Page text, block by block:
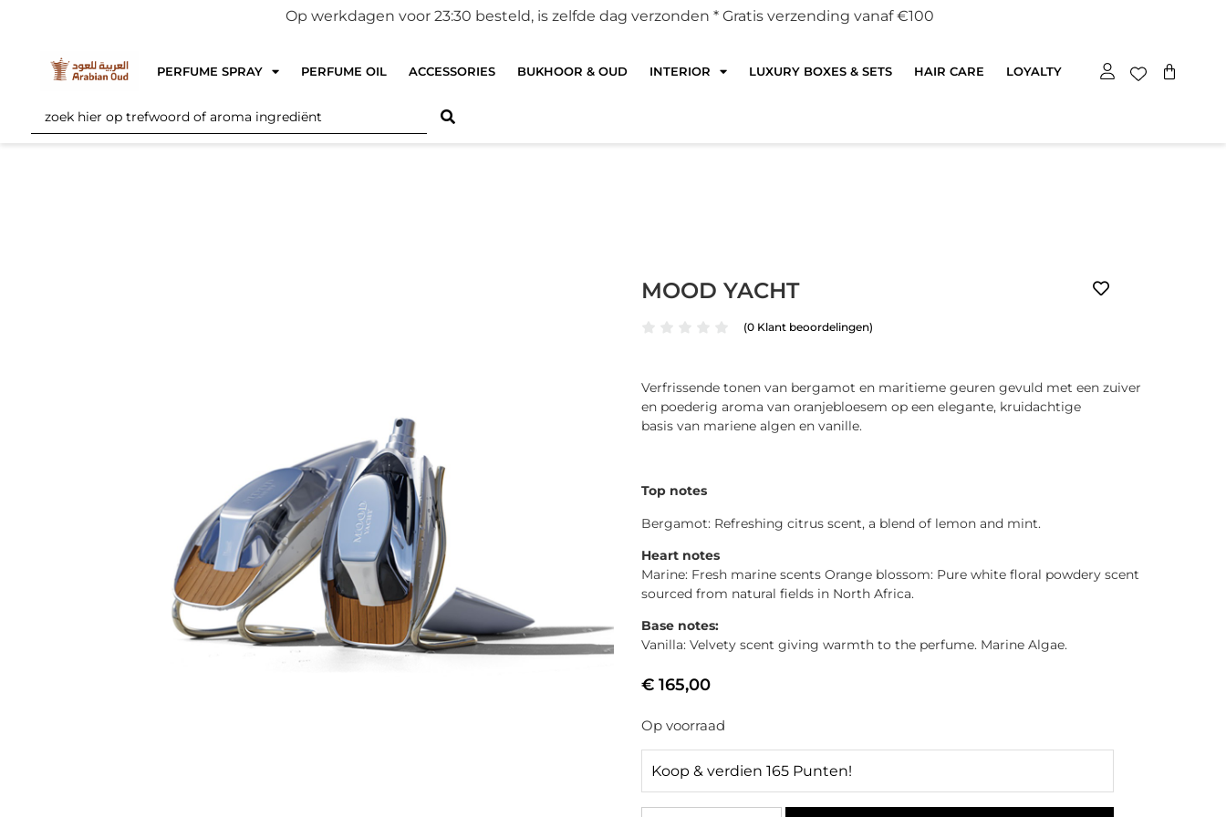
Op werkdagen voor 23:30 besteld, is zelfde dag verzonden * Gratis verzending vanaf €100
PERFUME SPRAY PERFUME OIL ACCESSORIES BUKHOOR & OUD INTERIOR LUXURY BOXES & SETS HAIR CARE LOYALTY
MOOD YACHT
(0 Klant beoordelingen)
Verfrissende tonen van bergamot en maritieme geuren gevuld met een zuiver
en poederig aroma van oranjebloesem op een elegante, kruidachtige
basis van mariene algen en vanille.
Top notes
Bergamot: Refreshing citrus scent, a blend of lemon and mint.
Heart notes
Marine: Fresh marine scents Orange blossom: Pure white floral powdery scent
sourced from natural fields in North Africa.
Base notes:
Vanilla: Velvety scent giving warmth to the perfume. Marine Algae.
€ 165,00
Op voorraad
Koop & verdien 165 Punten!